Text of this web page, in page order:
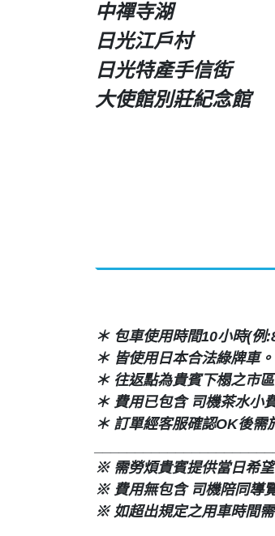
中禪寺湖
日光江戶村
日光特產手信街
大使館別莊紀念館
＊ 包車使用時間10小時(例
＊ 皆使用日本合法綠牌車。
＊ 往返點為貴賓下榻之市
＊ 費用已包含 司機茶水小
＊ 訂單經客服確認OK後需
※ 需勞煩貴賓提供當日希
※ 費用無包含 司機陪同導
※ 如超出規定之用車時間